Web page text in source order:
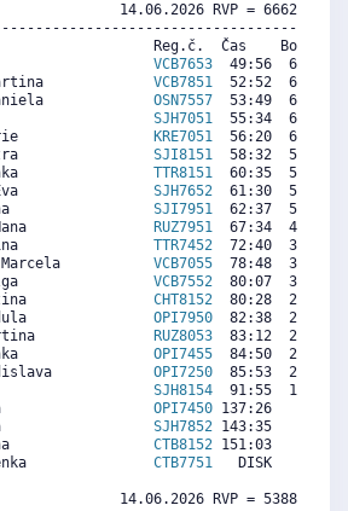
14.06.2026 RVP = 6662/
Reg.č.  Čas    Body
Lenka
VCB7653
49:56  6812
Martina
VCB7851
52:52  6446
Daniela
OSN7557
53:49  6327
Iva
SJH7051
55:34  6108
Marie
KRE7051
56:20  6012
Petra
SJI8151
58:32  5737
Lenka
TTR8151
60:35  5481
Eva
SJH7652
61:30  5366
Alena
SJI7951
62:37  5226
Hana
RUZ7951
67:34  4607
Pavlína TTR7452
72:40  3970
Marcela VCB7055
78:48  3203
Olga VCB7552
80:07  3038
Martina CHT8152
80:28  2994
Vendula OPI7950
82:38  2723
Martina
RUZ8053
83:12  2652
Lenka OPI7455
84:50  2448
Ladislava OPI7250
85:53  2317
Věra SJH8154
91:55  1562
Monika OPI7450 137:26     0
Eva SJH7852 143:35     0
Hana CTB8152 151:03     0
Lenka CTB7751
DISK     0
14.06.2026 RVP = 5388/